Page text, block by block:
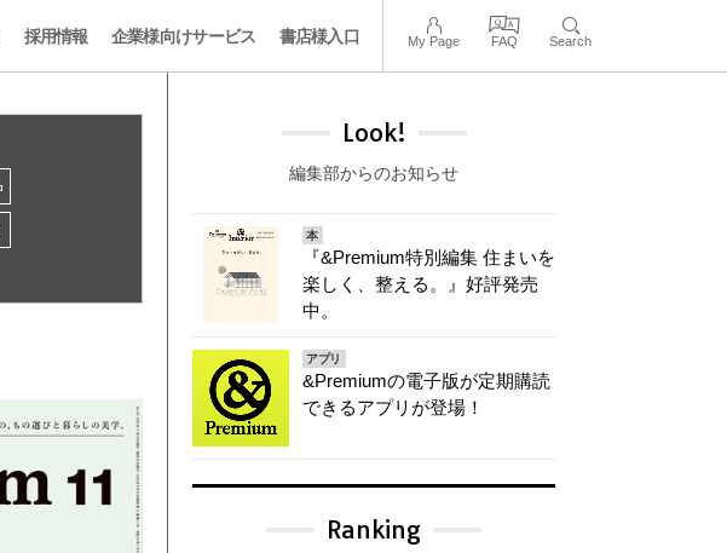
採用情報 企業様向けサービス 書店様入口 My Page FAQ Search
Look!
編集部からのお知らせ
本
『&Premium特別編集 住まいを
楽しく、整える。』好評発売
中。
アプリ
&Premiumの電子版が定期購読
できるアプリが登場！
Ranking